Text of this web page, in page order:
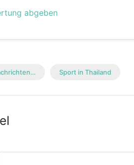
abgeben
Sport in Thailand